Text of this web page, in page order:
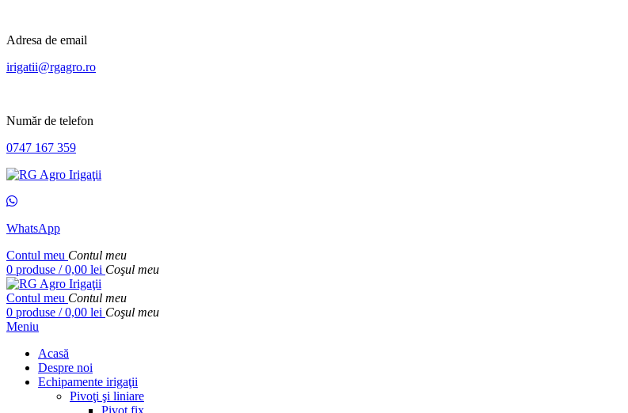
Adresa de email
irigatii@rgagro.ro
Număr de telefon
0747 167 359
WhatsApp
Contul meu Contul meu
0 produse / 0,00 lei Coşul meu
Contul meu Contul meu
0 produse / 0,00 lei Coşul meu
Meniu
Acasă
Despre noi
Echipamente irigaţii
Pivoţi şi liniare
Pivot fix